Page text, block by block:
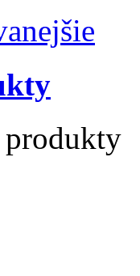
produkty